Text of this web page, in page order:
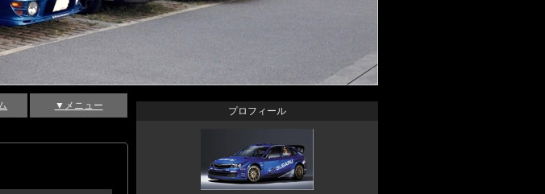
▼メニュー プロフィール